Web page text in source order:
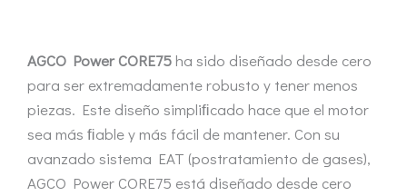
AGCO Power CORE75 ha sido diseñado desde cero
para ser extremadamente robusto y tener menos
piezas. Este diseño simpliﬁcado hace que el motor
sea más ﬁable y más fácil de mantener. Con su
avanzado sistema EAT (postratamiento de gases),
AGCO Power CORE75 está diseñado desde cero